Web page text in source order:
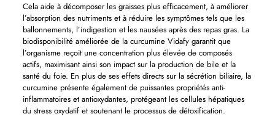
Cela aide à décomposer les graisses plus efficacement, à améliorer
l’absorption des nutriments et à réduire les symptômes tels que les
ballonnements, l’indigestion et les nausées après des repas gras. La
biodisponibilité améliorée de la curcumine Vidafy garantit que
l’organisme reçoit une concentration plus élevée de composés
actifs, maximisant ainsi son impact sur la production de bile et la
santé du foie. En plus de ses effets directs sur la sécrétion biliaire, la
curcumine présente également de puissantes propriétés anti-
inflammatoires et antioxydantes, protégeant les cellules hépatiques
du stress oxydatif et soutenant le processus de détoxification.